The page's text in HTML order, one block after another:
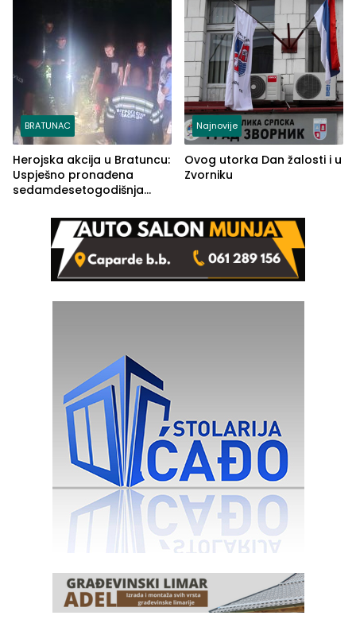
BRATUNAC
Herojska akcija u Bratuncu:
Uspješno pronađena
sedamdesetogodišnja
Kravice.
Najnovije
Ovog utorka Dan žalosti i u
Zvorniku